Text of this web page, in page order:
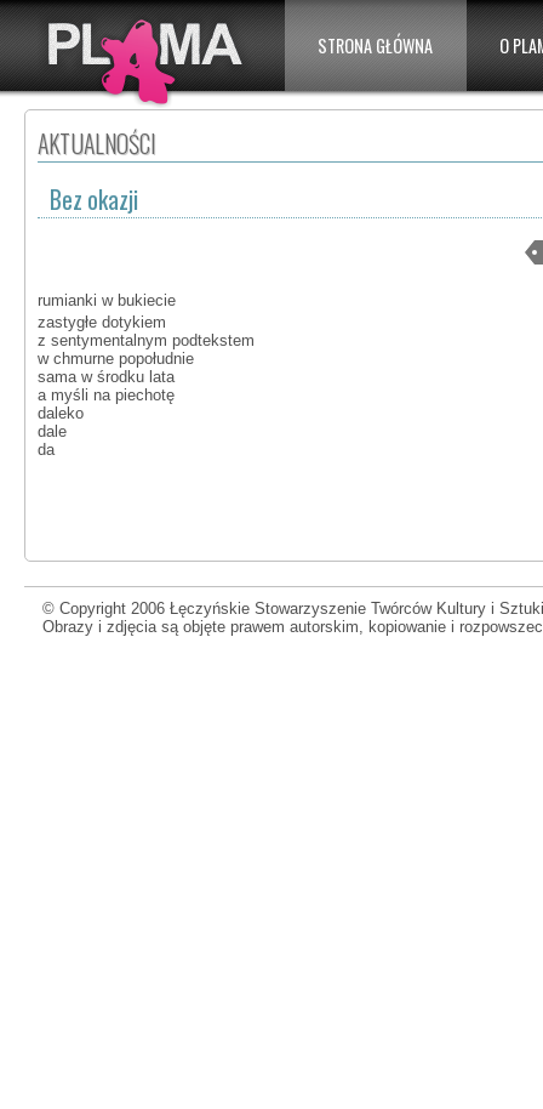
STRONA GŁÓWNA O
AKTUALNOŚCI
Bez okazji
rumianki w bukiecie
zastygłe dotykiem
z sentymentalnym podtekstem
w chmurne popołudnie
sama w środku lata
a myśli na piechotę
daleko
dale
da
© Copyright 2006 Łęczyńskie Stowarzyszenie Twórców Kultury i
Obrazy i zdjęcia są objęte prawem autorskim, kopiowanie i